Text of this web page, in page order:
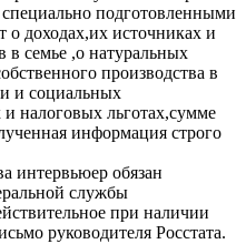
подготовленными
о доходах,их источниках и
в семье ,о натуральных
производства в
и социальных
налоговых льготах,сумме
информация строго
интервьюер обязан
службы
при наличии
руководителя Росстата.